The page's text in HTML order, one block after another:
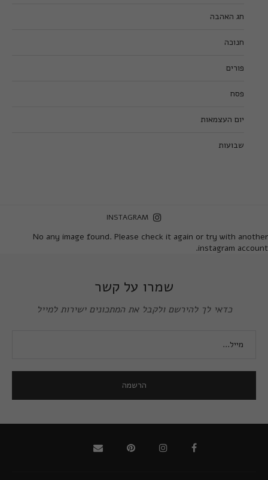
חג האהבה
חנוכה
פורים
פסח
יום העצמאות
שבועות
INSTAGRAM
No any image found. Please check it again or try with another
instagram account.
שמרו על קשר
כדאי לך להירשם ולקבל את המתכונים ישירות למייל